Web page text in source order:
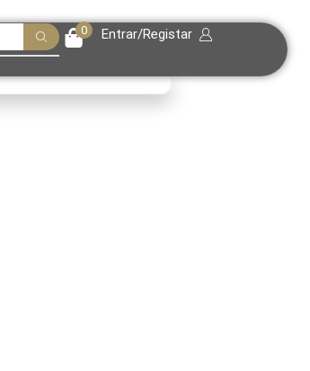
0 Entrar/Registar